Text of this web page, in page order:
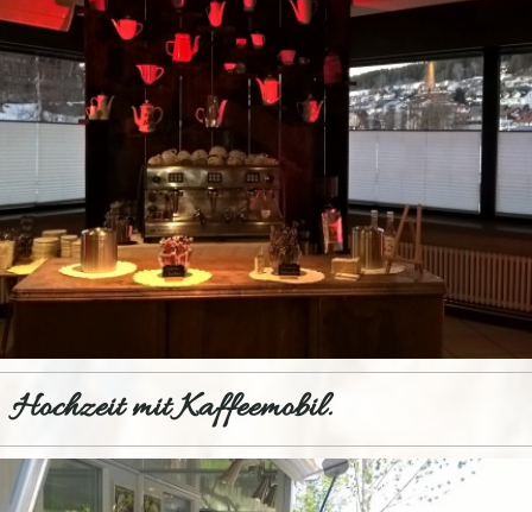
Hochzeit mit Kaffeemobil.